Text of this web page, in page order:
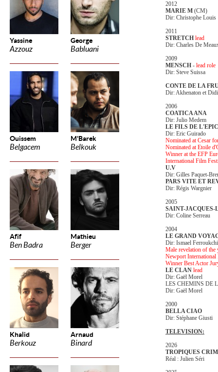
Yassine
Azzouz
George
Babluani
Ouissem
Belgacem
M'Barek
Belkouk
Afif
Ben Badra
Mathieu
Berger
Khalid
Berkouz
Arnaud
Binard
2012
MARIE M (CM)
Dir: Christophe Louis
2011
STRETCH lead
Dir: Charles De
2009
MENSCH - lead role
Dir: Steve Suissa
CONTE DE LA
Dir: Akhenaton et
2006
COATICA ANA
Dir: Julio Medem
LE FILS DE
Dir: Eric Guirado
Nominated at Cesar
Nominated at Etoile
Winner at the EFP
International Film
U.V
Dir: Gilles Paquet-
PARS VITE ET
Dir: Régis Wargnier
2005
SAINT-JACQUES-
Dir: Coline Serreau
2004
LE GRAND
Dir: Ismael Ferroukchi
Male revelation of the
Newport
Winner Best Actor
LE CLAN lead
Dir: Gaël Morel
LES CHEMINS DE
Dir: Gaël Morel
2000
BELLA CIAO
Dir: Stéphane Giusti
TELEVISION:
2026
TROPIQUES
Réal : Julien Séri